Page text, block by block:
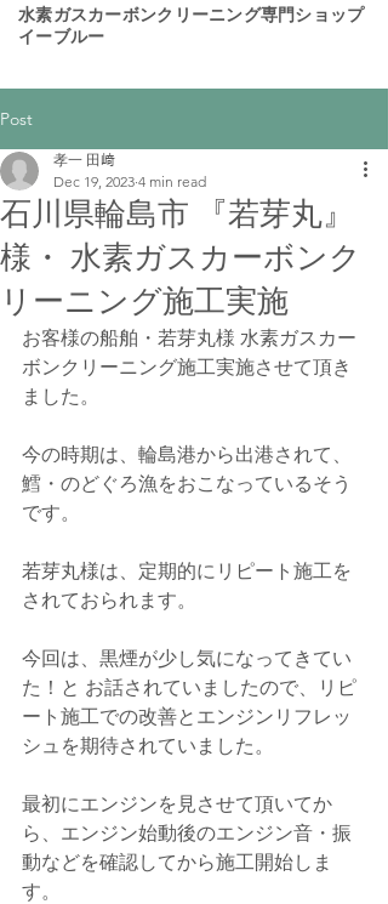
​水素ガスカーボンクリーニング専門ショップ
イーブルー
Post
石川県輪島市 『若芽丸』
様・ 水素ガスカーボンク
リーニング施工実施
孝一 田﨑
Dec 19, 2023 4 min read
お客様の船舶・若芽丸様 水素ガスカー
ボンクリーニング施工実施させて頂き
ました。
今の時期は、輪島港から出港されて、
鱈・のどぐろ漁をおこなっているそう
です。
若芽丸様は、定期的にリピート施工を
されておられます。
今回は、黒煙が少し気になってきてい
た！と お話されていましたので、リピ
ート施工での改善とエンジンリフレッ
シュを期待されていました。
最初にエンジンを見させて頂いてか
ら、エンジン始動後のエンジン音・振
動などを確認してから施工開始しま
す。